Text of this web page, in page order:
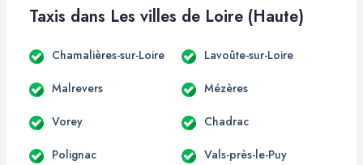
Taxis dans Les villes de Loire (Haute)
Chamalières-sur-Loire Lavoûte-sur-Loire
Malrevers Mézères
Vorey Chadrac
Polignac Vals-près-le-Puy